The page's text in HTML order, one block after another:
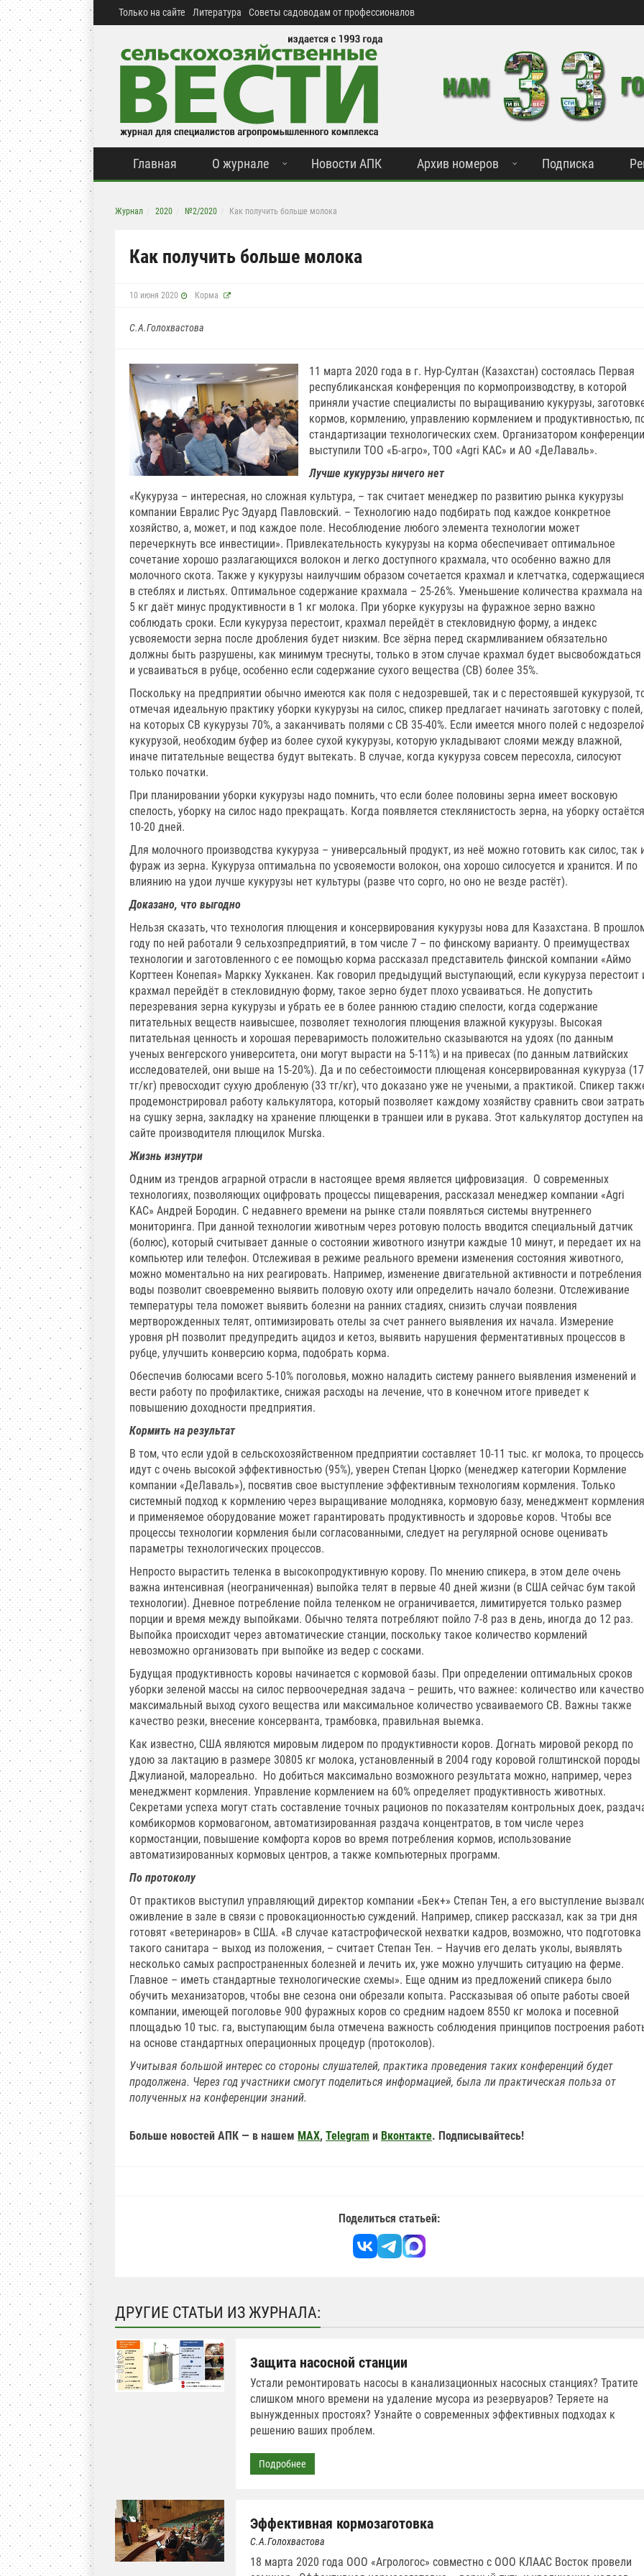
Только на сайте Литература Советы садоводам от профессионалов
Главная О журнале Новости АПК Архив номеров Подписка
Журнал 2020 №2/2020 Как получить больше молока
Как получить больше молока
10 июня 2020 Корма
С.А.Голохвастова
11 марта 2020 года в г. Нур-Султан (Казахстан) состоялась Первая
республиканская конференция по кормопроизводству, в которой
приняли участие специалисты по выращиванию кукурузы,
кормов, кормлению, управлению кормлением и продуктивностью,
стандартизации технологических схем. Организатором конференции
выступили ТОО «Б-агро», ТОО «Agri KAC» и АО «ДеЛаваль».
Лучше кукурузы ничего нет
«Кукуруза – интересная, но сложная культура, – так считает менеджер по развитию рынка кукурузы
компании Евралис Рус Эдуард Павловский. – Технологию надо подбирать под каждое конкретное
хозяйство, а, может, и под каждое поле. Несоблюдение любого элемента технологии может
перечеркнуть все инвестиции». Привлекательность кукурузы на корма обеспечивает оптимальное
сочетание хорошо разлагающихся волокон и легко доступного крахмала, что особенно важно для
молочного скота. Также у кукурузы наилучшим образом сочетается крахмал и клетчатка, содержащиеся
в стеблях и листьях. Оптимальное содержание крахмала – 25-26%. Уменьшение количества крахмала на
5 кг даёт минус продуктивности в 1 кг молока. При уборке кукурузы на фуражное зерно важно
соблюдать сроки. Если кукуруза перестоит, крахмал перейдёт в стекловидную форму, а индекс
усвояемости зерна после дробления будет низким. Все зёрна перед скармливанием обязательно
должны быть разрушены, как минимум треснуты, только в этом случае крахмал будет высвобождаться
и усваиваться в рубце, особенно если содержание сухого вещества (СВ) более 35%.
Поскольку на предприятии обычно имеются как поля с недозревшей, так и с перестоявшей кукурузой,
отмечая идеальную практику уборки кукурузы на силос, спикер предлагает начинать заготовку с полей,
на которых СВ кукурузы 70%, а заканчивать полями с СВ 35-40%. Если имеется много полей с
кукурузой, необходим буфер из более сухой кукурузы, которую укладывают слоями между влажной,
иначе питательные вещества будут вытекать. В случае, когда кукуруза совсем пересохла, силосуют
только початки.
При планировании уборки кукурузы надо помнить, что если более половины зерна имеет восковую
спелость, уборку на силос надо прекращать. Когда появляется стеклянистость зерна, на уборку остаётся
10-20 дней.
Для молочного производства кукуруза – универсальный продукт, из неё можно готовить как силос, так
фураж из зерна. Кукуруза оптимальна по усвояемости волокон, она хорошо силосуется и хранится. И по
влиянию на удои лучше кукурузы нет культуры (разве что сорго, но оно не везде растёт).
Доказано, что выгодно
Нельзя сказать, что технология плющения и консервирования кукурузы нова для Казахстана. В
году по ней работали 9 сельхозпредприятий, в том числе 7 – по финскому варианту. О преимуществах
технологии и заготовленного с ее помощью корма рассказал представитель финской компании «Аймо
Корттеен Конепая» Маркку Хукканен. Как говорил предыдущий выступающий, если кукуруза перестоит
крахмал перейдёт в стекловидную форму, такое зерно будет плохо усваиваться. Не допустить
перезревания зерна кукурузы и убрать ее в более раннюю стадию спелости, когда содержание
питательных веществ наивысшее, позволяет технология плющения влажной кукурузы. Высокая
питательная ценность и хорошая переваримость положительно сказываются на удоях (по данным
ученых венгерского университета, они могут вырасти на 5-11%) и на привесах (по данным латвийских
исследователей, они выше на 15-20%). Да и по себестоимости плющеная консервированная кукуруза (17
тг/кг) превосходит сухую дробленую (33 тг/кг), что доказано уже не учеными, а практикой. Спикер
продемонстрировал работу калькулятора, который позволяет каждому хозяйству сравнить свои
на сушку зерна, закладку на хранение плющенки в траншеи или в рукава. Этот калькулятор доступен на
сайте производителя плющилок Murska.
Жизнь изнутри
Одним из трендов аграрной отрасли в настоящее время является цифровизация. О современных
технологиях, позволяющих оцифровать процессы пищеварения, рассказал менеджер компании «Agri
KAC» Андрей Бородин. С недавнего времени на рынке стали появляться системы внутреннего
мониторинга. При данной технологии животным через ротовую полость вводится специальный датчик
(болюс), который считывает данные о состоянии животного изнутри каждые 10 минут, и передает их на
компьютер или телефон. Отслеживая в режиме реального времени изменения состояния животного,
можно моментально на них реагировать. Например, изменение двигательной активности и потребления
воды позволит своевременно выявить половую охоту или определить начало болезни. Отслеживание
температуры тела поможет выявить болезни на ранних стадиях, снизить случаи появления
мертворожденных телят, оптимизировать отелы за счет раннего выявления их начала. Измерение
уровня рН позволит предупредить ацидоз и кетоз, выявить нарушения ферментативных процессов в
рубце, улучшить конверсию корма, подобрать корма.
Обеспечив болюсами всего 5-10% поголовья, можно наладить систему раннего выявления изменений и
вести работу по профилактике, снижая расходы на лечение, что в конечном итоге приведет к
повышению доходности предприятия.
Кормить на результат
В том, что если удой в сельскохозяйственном предприятии составляет 10-11 тыс. кг молока, то
идут с очень высокой эффективностью (95%), уверен Степан Цюрко (менеджер категории Кормление
компании «ДеЛаваль»), посвятив свое выступление эффективным технологиям кормления. Только
системный подход к кормлению через выращивание молодняка, кормовую базу, менеджмент кормления
и применяемое оборудование может гарантировать продуктивность и здоровье коров. Чтобы все
процессы технологии кормления были согласованными, следует на регулярной основе оценивать
параметры технологических процессов.
Непросто вырастить теленка в высокопродуктивную корову. По мнению спикера, в этом деле очень
важна интенсивная (неограниченная) выпойка телят в первые 40 дней жизни (в США сейчас бум такой
технологии). Дневное потребление пойла теленком не ограничивается, лимитируется только размер
порции и время между выпойками. Обычно телята потребляют пойло 7-8 раз в день, иногда до 12 раз.
Выпойка происходит через автоматические станции, поскольку такое количество кормлений
невозможно организовать при выпойке из ведер с сосками.
Будущая продуктивность коровы начинается с кормовой базы. При определении оптимальных сроков
уборки зеленой массы на силос первоочередная задача – решить, что важнее: количество или
максимальный выход сухого вещества или максимальное количество усваиваемого СВ. Важны также
качество резки, внесение консерванта, трамбовка, правильная выемка.
Как известно, США являются мировым лидером по продуктивности коров. Догнать мировой рекорд по
удою за лактацию в размере 30805 кг молока, установленный в 2004 году коровой голштинской породы
Джулианой, малореально. Но добиться максимально возможного результата можно, например, через
менеджмент кормления. Управление кормлением на 60% определяет продуктивность животных.
Секретами успеха могут стать составление точных рационов по показателям контрольных доек,
комбикормов кормовагоном, автоматизированная раздача концентратов, в том числе через
кормостанции, повышение комфорта коров во время потребления кормов, использование
автоматизированных кормовых центров, а также компьютерных программ.
По протоколу
От практиков выступил управляющий директор компании «Бек+» Степан Тен, а его выступление
оживление в зале в связи с провокационностью суждений. Например, спикер рассказал, как за три дня
готовят «ветеринаров» в США. «В случае катастрофической нехватки кадров, возможно, что подготовка
такого санитара – выход из положения, – считает Степан Тен. – Научив его делать уколы, выявлять
несколько самых распространенных болезней и лечить их, уже можно улучшить ситуацию на ферме.
Главное – иметь стандартные технологические схемы». Еще одним из предложений спикера было
обучить механизаторов, чтобы вне сезона они обрезали копыта. Рассказывая об опыте работы своей
компании, имеющей поголовье 900 фуражных коров со средним надоем 8550 кг молока и посевной
площадью 10 тыс. га, выступающим была отмечена важность соблюдения принципов построения
на основе стандартных операционных процедур (протоколов).
Учитывая большой интерес со стороны слушателей, практика проведения таких конференций будет
продолжена. Через год участники смогут поделиться информацией, была ли практическая польза от
полученных на конференции знаний.
Больше новостей АПК — в нашем MAX, Telegram и Вконтакте. Подписывайтесь!
Поделиться статьей:
ДРУГИЕ СТАТЬИ ИЗ ЖУРНАЛА:
Защита насосной станции
Устали ремонтировать насосы в канализационных насосных станциях? Тратите
слишком много времени на удаление мусора из резервуаров? Теряете на
вынужденных простоях? Узнайте о современных эффективных подходах к
решению ваших проблем.
Подробнее
Эффективная кормозаготовка
С.А.Голохвастова
18 марта 2020 года ООО «Агрологос» совместно с ООО КЛААС Восток провели